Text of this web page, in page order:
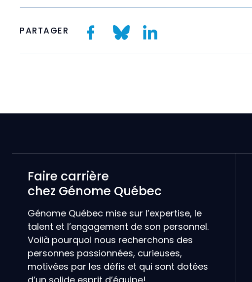
PARTAGER
Faire carrière
chez Génome Québec
Génome Québec mise sur l’expertise, le
talent et l’engagement de son personnel.
Voilà pourquoi nous recherchons des
personnes passionnées, curieuses,
motivées par les défis et qui sont dotées